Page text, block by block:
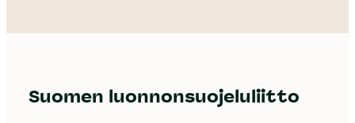
Suomen luonnonsuojeluliitto